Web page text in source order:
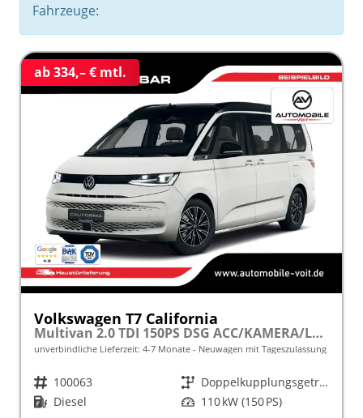
Fahrzeuge:
ab 334,– € mtl.
Volkswagen T7 California
Multivan 2.0 TDI 150PS DSG ACC/KAMERA/LED/SMARTLINK/SCHLAFDACH frei konfigurierbar!
unverbindliche Lieferzeit: 4-7 Monate Neuwagen mit Tageszulassung
Fahrzeugnr. 100063 Getriebe
Doppelkupplungsgetriebe (DSG)
Kraftstoff Diesel Leistung 110 kW (150 PS)